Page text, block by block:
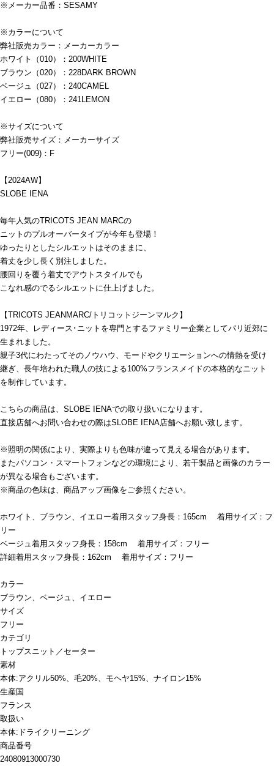
※メーカー品番：SESAMY
※カラーについて
弊社販売カラー：メーカーカラー
ホワイト（010）：200WHITE
ブラウン（020）：228DARK BROWN
ベージュ（027）：240CAMEL
イエロー（080）：241LEMON
※サイズについて
弊社販売サイズ：メーカーサイズ
フリー(009)：F
【2024AW】
SLOBE IENA
毎年人気のTRICOTS JEAN MARCの
ニットのプルオーバータイプが今年も登場！
ゆったりとしたシルエットはそのままに、
着丈を少し長く別注しました。
腰回りを覆う着丈でアウトスタイルでも
こなれ感のでるシルエットに仕上げました。
【TRICOTS JEANMARC/トリコットジーンマルク】
1972年、レディース･ニットを専門とするファミリー企業としてパリ近郊に
生まれました。
親子3代にわたってそのノウハウ、モードやクリエーションへの情熱を受け
継ぎ、長年培われた職人の技による100%フランスメイドの本格的なニット
を制作しています。
こちらの商品は、SLOBE IENAでの取り扱いになります。
直接店舗へお問い合わせの際はSLOBE IENA店舗へお願い致します。
※照明の関係により、実際よりも色味が違って見える場合があります。
またパソコン・スマートフォンなどの環境により、若干製品と画像のカラー
が異なる場合もございます。
※商品の色味は、商品アップ画像をご参照ください。
ホワイト、ブラウン、イエロー着用スタッフ身長：165cm 着用サイズ：フ
リー
ベージュ着用スタッフ身長：158cm 着用サイズ：フリー
詳細着用スタッフ身長：162cm 着用サイズ：フリー
カラー
ブラウン、ベージュ、イエロー
サイズ
フリー
カテゴリ
トップスニット／セーター
素材
本体:アクリル50%、毛20%、モヘヤ15%、ナイロン15%
生産国
フランス
取扱い
本体:ドライクリーニング
商品番号
24080913000730